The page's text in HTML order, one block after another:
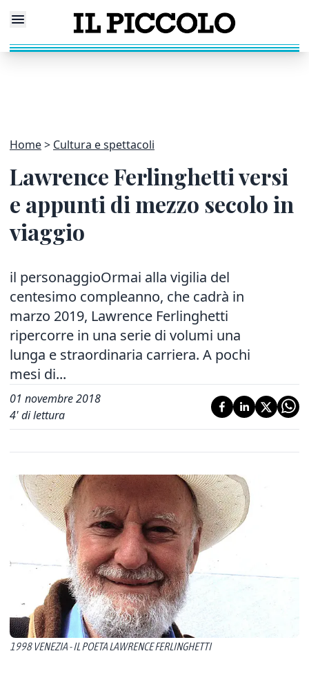
Home Cultura e spettacoli
Lawrence Ferlinghetti versi
e appunti di mezzo secolo in
viaggio
il personaggioOrmai alla vigilia del
centesimo compleanno, che cadrà in
marzo 2019, Lawrence Ferlinghetti
ripercorre in una serie di volumi una
lunga e straordinaria carriera. A pochi
mesi di...
01 novembre 2018
4' di lettura
1998 VENEZIA - IL POETA LAWRENCE FERLINGHETTI